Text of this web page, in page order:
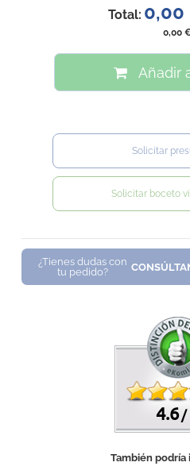
Total:
0,00
Añadir
Solicitar
Solicitar boceto
¿Tienes dudas con
tu pedido?
4.6 /
También podría